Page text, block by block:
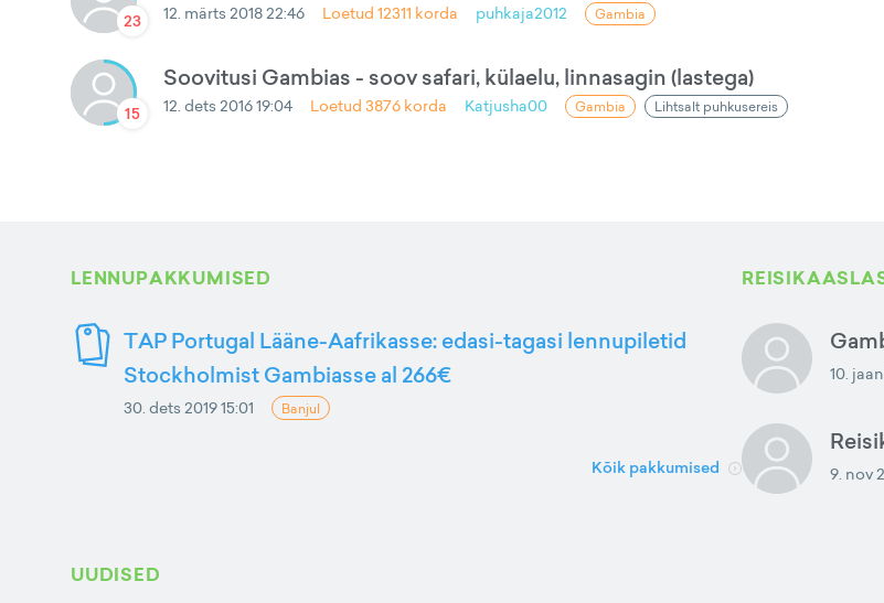
23 12. märts 2018 22:46 Loetud 12311 korda puhkaja2012 Gambia
15
Soovitusi Gambias - soov safari, külaelu, linnasagin (lastega)
12. dets 2016 19:04 Loetud 3876 korda Katjusha00 Gambia Lihtsalt puhkusereis
LENNUPAKKUMISED
TAP Portugal Lääne-Aafrikasse: edasi-tagasi lennupiletid
Stockholmist Gambiasse al 266€
30. dets 2019 15:01 Banjul
Kõik pakkumised
10.
9. nov
UUDISED